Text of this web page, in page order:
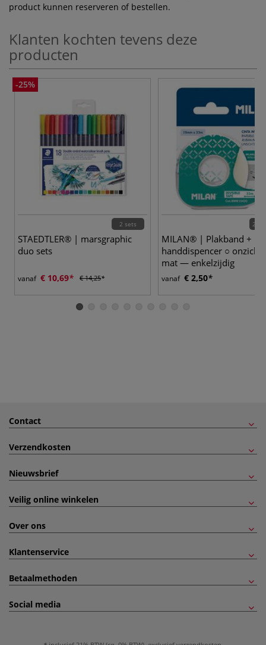
product kunnen reserveren of bestellen.
Klanten kochten tevens deze
producten
-25%
2 sets
STAEDTLER® | marsgraphic
duo sets
vanaf € 10,69 € 14,25
2
MILAN® | Plakband +
handdispencer ○
mat — enkelzijdig
vanaf € 2,50
Contact
Verzendkosten
Nieuwsbrief
Veilig online winkelen
Over ons
Klantenservice
Betaalmethoden
Social media